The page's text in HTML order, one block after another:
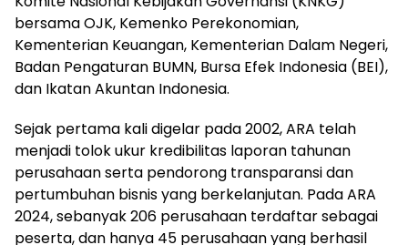
bersama OJK, Kemenko Perekonomian,
Kementerian Keuangan, Kementerian Dalam Negeri,
Badan Pengaturan BUMN, Bursa Efek Indonesia (BEI),
dan Ikatan Akuntan Indonesia.
Sejak pertama kali digelar pada 2002, ARA telah
menjadi tolok ukur kredibilitas laporan tahunan
perusahaan serta pendorong transparansi dan
pertumbuhan bisnis yang berkelanjutan. Pada ARA
2024, sebanyak 206 perusahaan terdaftar sebagai
peserta, dan hanya 45 perusahaan yang berhasil